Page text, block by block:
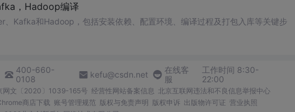
，Hadoop编译
Kafka和Hadoop，包括安装依赖、配置环境、编译过程及打包入库等关键步
400-660-
0108
kefu@csdn.net
在线客
服
工作时间 8:30-
22:00
网文〔2020〕1039-165号 经营性网站备案信息 北京互联网违法和不良信息举报中心
商店下载 账号管理规范 版权与免责声明 版权申诉 出版物许可证 营业执照